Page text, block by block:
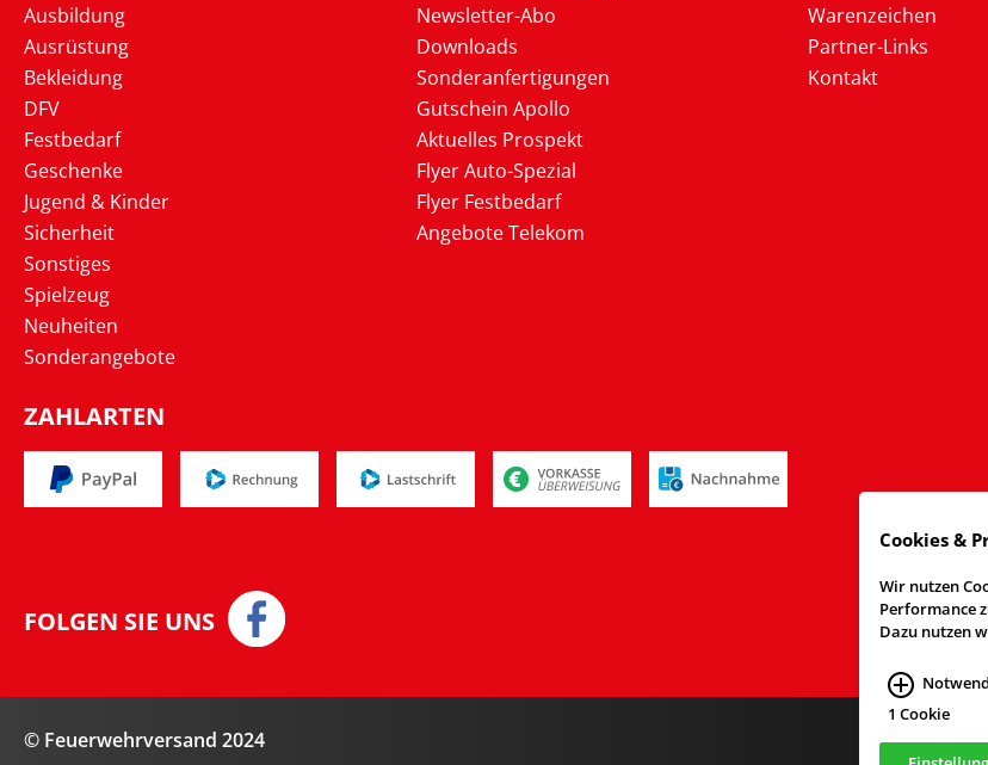
Ausbildung
Ausrüstung
Bekleidung
DFV
Festbedarf
Geschenke
Jugend & Kinder
Sicherheit
Sonstiges
Spielzeug
Neuheiten
Sonderangebote
Newsletter-Abo
Downloads
Sonderanfertigungen
Gutschein Apollo
Aktuelles Prospekt
Flyer Auto-Spezial
Flyer Festbedarf
Angebote Telekom
Warenzeichen
Partner-Links
Kontakt
ZAHLARTEN
FOLGEN SIE UNS
© Feuerwehrversand 2024
Cookies &
Wir nutzen
Performance
Dazu nutzen
1 Cookie